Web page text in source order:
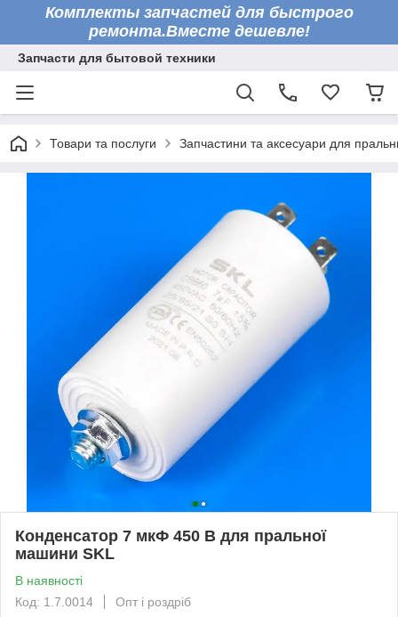
Комплекты запчастей для быстрого
ремонта.Вместе дешевле!
Запчасти для бытовой техники
Товари та послуги Запчастини та аксесуари для
Конденсатор 7 мкФ 450 В для пральної
машини SKL
В наявності
Код: 1.7.0014
Опт і роздріб